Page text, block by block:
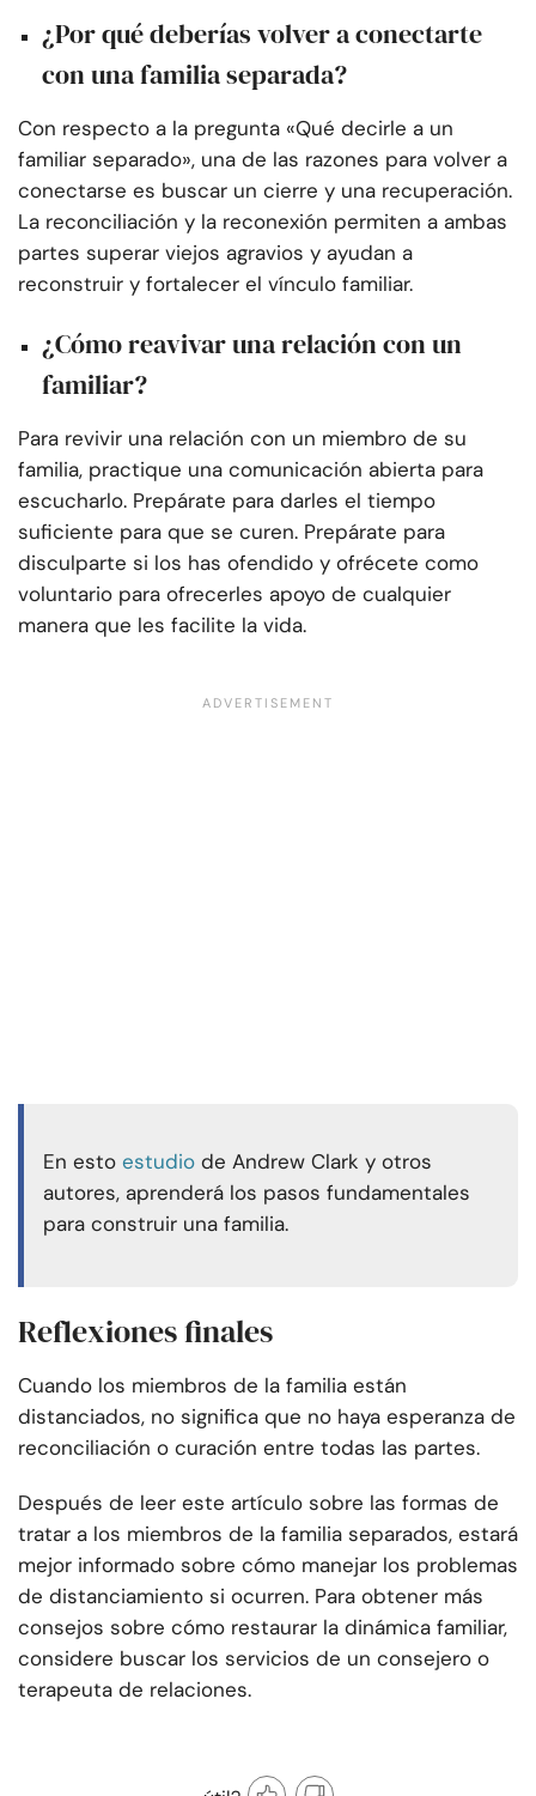
¿Por qué deberías volver a conectarte
con una familia separada?
Con respecto a la pregunta «Qué decirle a un
familiar separado», una de las razones para volver a
conectarse es buscar un cierre y una recuperación.
La reconciliación y la reconexión permiten a ambas
partes superar viejos agravios y ayudan a
reconstruir y fortalecer el vínculo familiar.
¿Cómo reavivar una relación con un
familiar?
Para revivir una relación con un miembro de su
familia, practique una comunicación abierta para
escucharlo. Prepárate para darles el tiempo
suficiente para que se curen. Prepárate para
disculparte si los has ofendido y ofrécete como
voluntario para ofrecerles apoyo de cualquier
manera que les facilite la vida.
En esto estudio de Andrew Clark y otros
autores, aprenderá los pasos fundamentales
para construir una familia.
Reflexiones finales
Cuando los miembros de la familia están
distanciados, no significa que no haya esperanza de
reconciliación o curación entre todas las partes.
Después de leer este artículo sobre las formas de
tratar a los miembros de la familia separados, estará
mejor informado sobre cómo manejar los problemas
de distanciamiento si ocurren. Para obtener más
consejos sobre cómo restaurar la dinámica familiar,
considere buscar los servicios de un consejero o
terapeuta de relaciones.